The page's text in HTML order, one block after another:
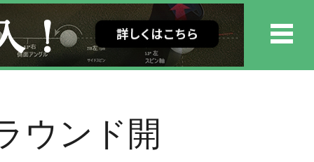
ウンド開